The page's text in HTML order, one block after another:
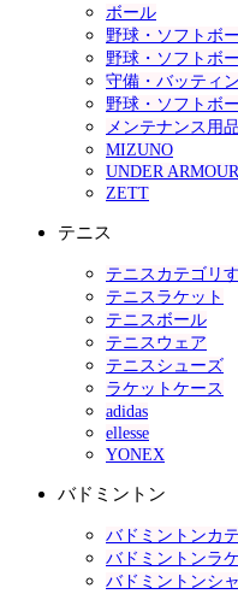
ボール
野球・ソフトボ
野球・ソフトボ
守備・バッティ
野球・ソフトボ
メンテナンス用品
MIZUNO
UNDER ARMOUR
ZETT
テニス
テニスカテゴリ
テニスラケット
テニスボール
テニスウェア
テニスシューズ
ラケットケース
adidas
ellesse
YONEX
バドミントン
バドミントンカ
バドミントンラ
バドミントンシ